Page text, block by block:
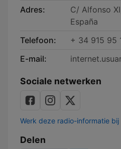
Adres:
C/ Alfonso
España
Telefoon:
+ 34 915 95
E-mail:
Sociale netwerken
Werk deze radio-informatie bij
Delen